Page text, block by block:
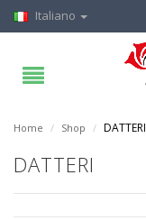
Italiano
Home / Shop / DATTERI
DATTERI